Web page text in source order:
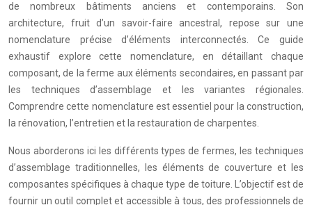
de nombreux bâtiments anciens et contemporains. Son
architecture, fruit d’un savoir-faire ancestral, repose sur une
nomenclature précise d’éléments interconnectés. Ce guide
exhaustif explore cette nomenclature, en détaillant chaque
composant, de la ferme aux éléments secondaires, en passant par
les techniques d’assemblage et les variantes régionales.
Comprendre cette nomenclature est essentiel pour la construction,
la rénovation, l’entretien et la restauration de charpentes.
Nous aborderons ici les différents types de fermes, les techniques
d’assemblage traditionnelles, les éléments de couverture et les
composantes spécifiques à chaque type de toiture. L’objectif est de
fournir un outil complet et accessible à tous, des professionnels de